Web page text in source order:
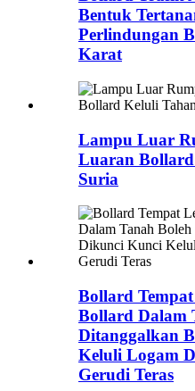
Bentuk
Perlindungan
Karat
Lampu Luar
Luaran
Suria
Bollard
Bollard Dalam
Ditanggalkan
Keluli Logam
Gerudi Teras